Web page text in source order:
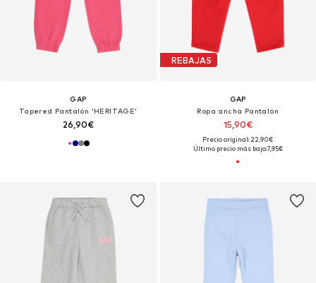
GAP
Tapered Pantalón 'HERITAGE'
26,90€
REBAJAS
GAP
Ropa ancha Pantalón
15,90€
Precio original: 22,90€
Último precio más bajo:7,95€